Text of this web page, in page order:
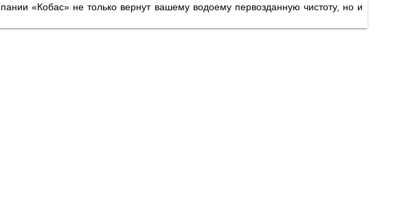
«Кобас» не только вернут вашему водоему первозданную чистоту, но и